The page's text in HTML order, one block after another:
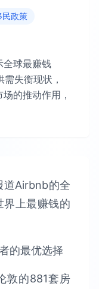
民政策
全球最赚钱
失衡现状，
的推动作用，
道Airbnb的全
界上最赚钱的
敦的881套房